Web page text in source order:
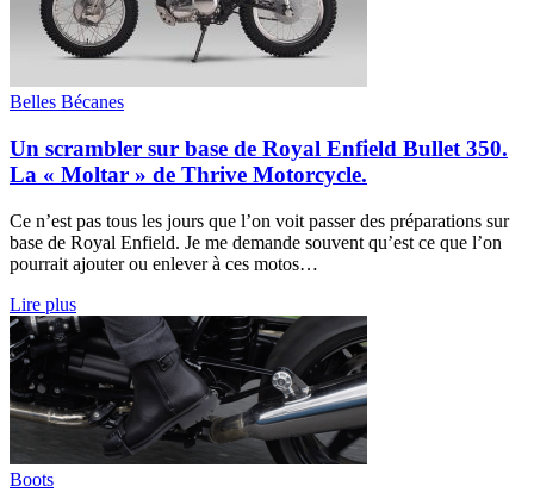
Belles Bécanes
Un scrambler sur base de Royal Enfield Bullet 350.
La « Moltar » de Thrive Motorcycle.
Ce n’est pas tous les jours que l’on voit passer des préparations sur
base de Royal Enfield. Je me demande souvent qu’est ce que l’on
pourrait ajouter ou enlever à ces motos…
Lire plus
Boots